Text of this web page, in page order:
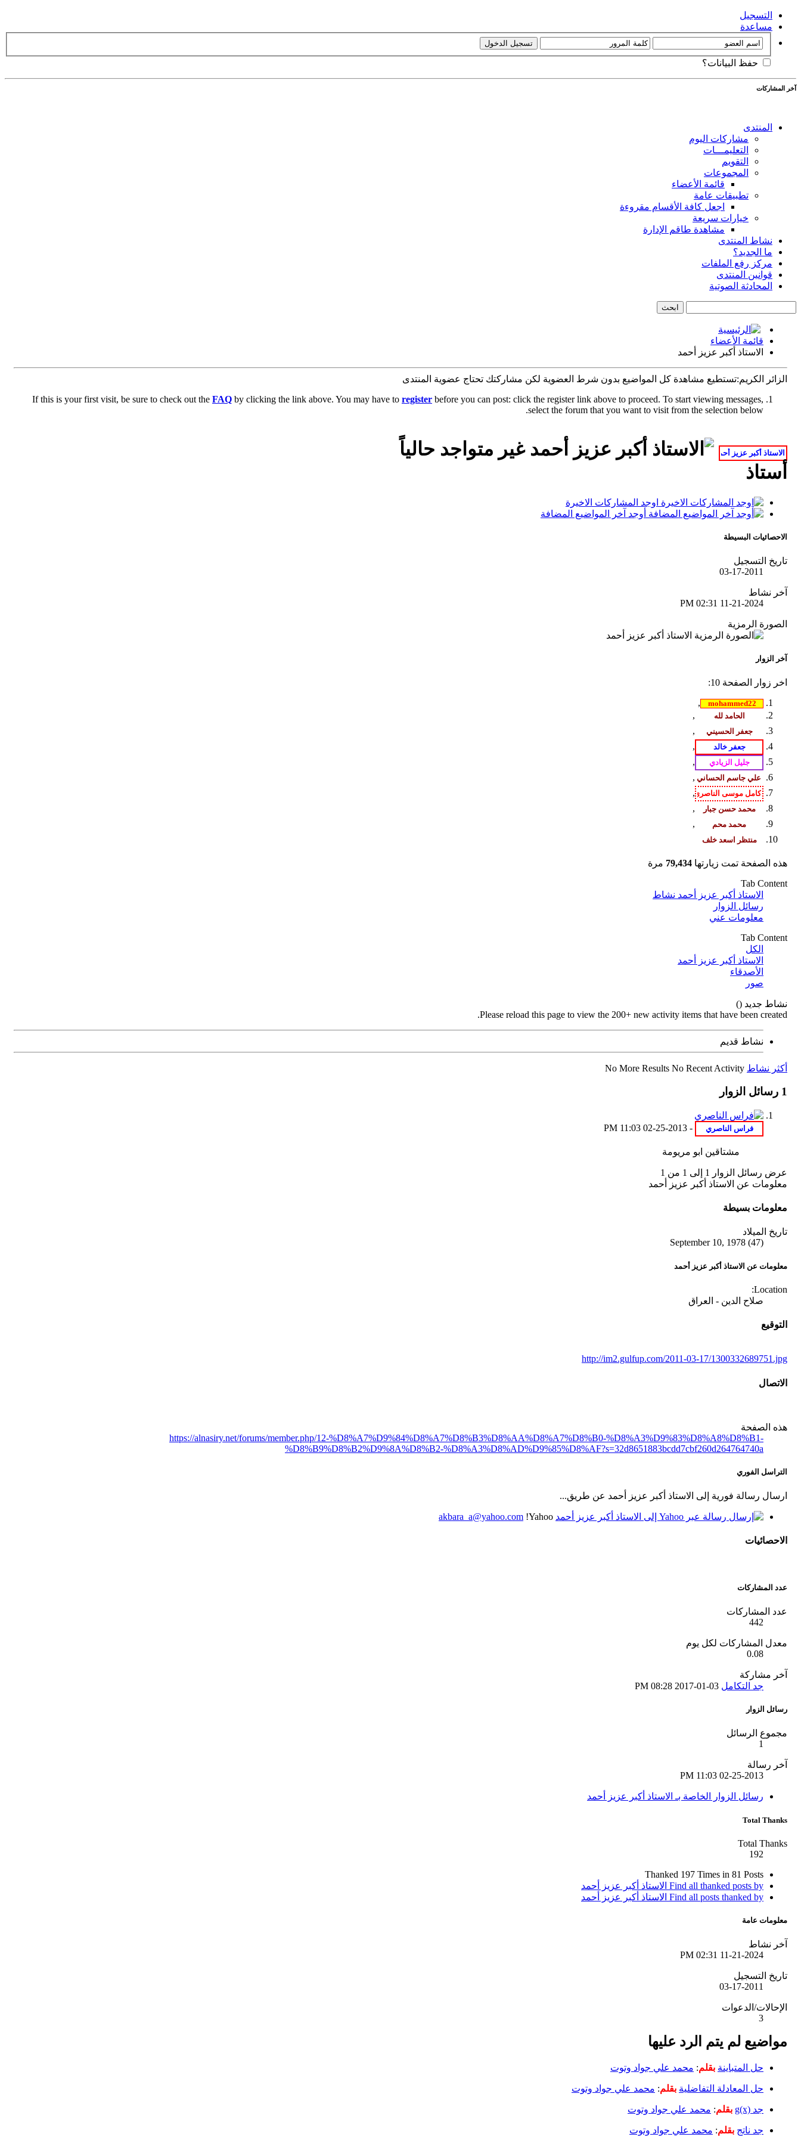
التسجيل
مساعدة
حفظ البيانات؟
آخر المشاركات
المنتدى
مشاركات اليوم
التعليمـــات
التقويم
المجموعات
قائمة الأعضاء
تطبيقات عامة
اجعل كافة الأقسام مقروءة
خيارات سريعة
مشاهدة طاقم الإدارة
نشاط المنتدى
ما الجديد؟
مركز رفع الملفات
قوانين المنتدى
المحادثة الصوتية
قائمة الأعضاء
الاستاذ أكبر عزيز أحمد
الزائر الكريم:تستطيع مشاهدة كل المواضيع بدون شرط العضوية لكن مشاركتك تحتاج عضوية المنتدى
If this is your first visit, be sure to check out the FAQ by clicking the link above. You may have to register before you can post: click the register link above to proceed. To start viewing messages,
select the forum that you want to visit from the selection below.
أستاذ
اوجد المشاركات الاخيرة
أوجد آخر المواضيع المضافة
الاحصائيات البسيطة
تاريخ التسجيل
03-17-2011
آخر نشاط
11-21-2024
02:31 PM
الصورة الرمزية
آخر الزوار
اخر زوار الصفحة 10:
,
,
,
,
,
,
,
,
,
هذه الصفحة تمت زيارتها 79,434 مرة
Tab Content
الاستاذ أكبر عزيز أحمد نشاط
رسائل الزوار
معلومات عني
Tab Content
الكل
الاستاذ أكبر عزيز أحمد
الأصدقاء
صور
نشاط جديد ()
Please reload this page to view the 200+ new activity items that have been created.
نشاط قديم
أكثر نشاط No More Results No Recent Activity
1 رسائل الزوار
-
02-25-2013
11:03 PM
مشتاقين ابو مريومة
عرض رسائل الزوار 1 إلى 1 من 1
معلومات عن الاستاذ أكبر عزيز أحمد
معلومات بسيطة
تاريخ الميلاد
September 10, 1978 (47)
معلومات عن الاستاذ أكبر عزيز أحمد
Location:
صلاح الدين - العراق
التوقيع
http://im2.gulfup.com/2011-03-17/1300332689751.jpg
الاتصال
هذه الصفحة
https://alnasiry.net/forums/member.php/12-%D8%A7%D9%84%D8%A7%D8%B3%D8%AA%D8%A7%D8%B0-%D8%A3%D9%83%D8%A8%D8%B1-
%D8%B9%D8%B2%D9%8A%D8%B2-%D8%A3%D8%AD%D9%85%D8%AF?s=32d8651883bcdd7cbf260d264764740a
التراسل الفوري
ارسال رسالة فورية إلى الاستاذ أكبر عزيز أحمد عن طريق...
Yahoo!
akbara_a@yahoo.com
الاحصائيات
عدد المشاركات
عدد المشاركات
442
معدل المشاركات لكل يوم
0.08
آخر مشاركة
جد التكامل
08:28 PM
رسائل الزوار
مجموع الرسائل
1
آخر رسالة
02-25-2013
11:03 PM
رسائل الزوار الخاصة بـ الاستاذ أكبر عزيز أحمد
Total Thanks
Total Thanks
192
Thanked 197 Times in 81 Posts
Find all thanked posts by الاستاذ أكبر عزيز أحمد
Find all posts thanked by الاستاذ أكبر عزيز أحمد
معلومات عامة
آخر نشاط
11-21-2024
02:31 PM
تاريخ التسجيل
03-17-2011
الإحالات/الدعوات
3
مواضيع لم يتم الرد عليها
حل المتباينة بقلم: محمد علي جواد وتوت
حل المعادلة التفاضلية بقلم: محمد علي جواد وتوت
جد g(x) بقلم: محمد علي جواد وتوت
جد ناتج بقلم: محمد علي جواد وتوت